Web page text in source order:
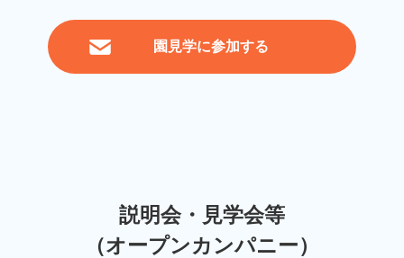
園見学に参加する
説明会・見学会等
（オープンカンパニー）